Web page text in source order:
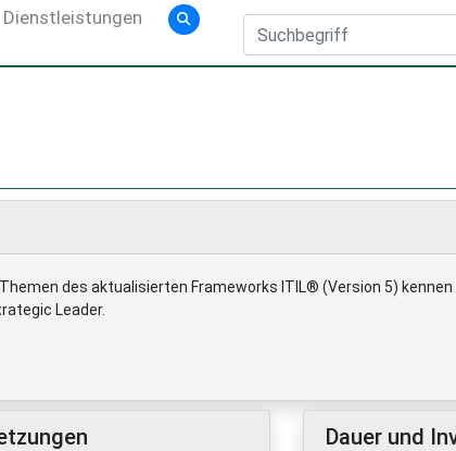
Dienstleistungen
des aktualisierten Frameworks ITIL® (Version 5)
Leader.
Dauer und